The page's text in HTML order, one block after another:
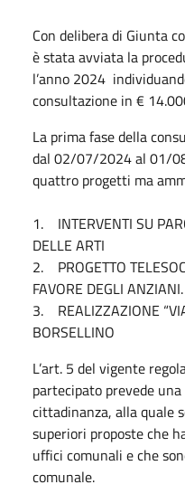
Con delibera di Giunta
è stata avviata la
l’anno 2024
consultazione in €
La prima fase della
dal 02/07/2024 al 01/
quattro progetti ma
1. INTERVENTI SU
DELLE ARTI
2. PROGETTO
FAVORE DEGLI ANZIANI.
3. REALIZZAZIONE
BORSELLINO
L’art. 5 del vigente
partecipato prevede
cittadinanza, alla quale
superiori proposte che
uffici comunali e che
comunale.